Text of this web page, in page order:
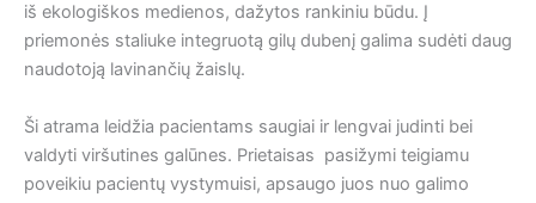
iš ekologiškos medienos, dažytos rankiniu būdu. Į
priemonės staliuke integruotą gilų dubenį galima sudėti daug
naudotoją lavinančių žaislų.
Ši atrama leidžia pacientams saugiai ir lengvai judinti bei
valdyti viršutines galūnes. Prietaisas pasižymi teigiamu
poveikiu pacientų vystymuisi, apsaugo juos nuo galimo